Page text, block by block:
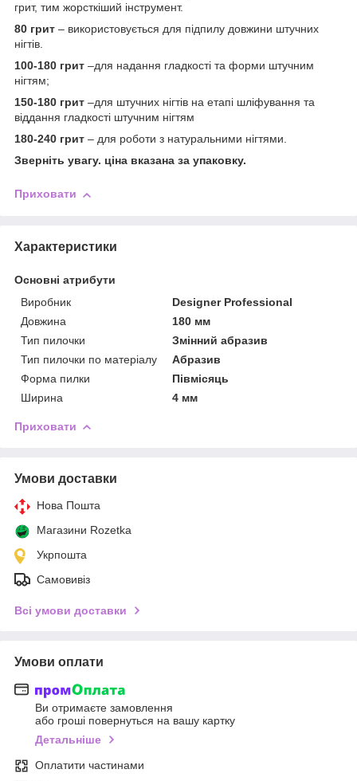
грит, тим жорсткіший інструмент.
80 грит – використовується для підпилу довжини штучних
нігтів.
100-180 грит –для надання гладкості та форми штучним
нігтям;
150-180 грит –для штучних нігтів на етапі шліфування та
віддання гладкості штучним нігтям
180-240 грит – для роботи з натуральними нігтями.
Зверніть увагу. ціна вказана за упаковку.
Приховати
Характеристики
Основні атрибути
Виробник
Designer Professional
Довжина
180 мм
Тип пилочки
Змінний абразив
Тип пилочки по матеріалу
Абразив
Форма пилки
Півмісяць
Ширина
4 мм
Приховати
Умови доставки
Нова Пошта
Магазини Rozetka
Укрпошта
Самовивіз
Всі умови доставки
Умови оплати
Ви отримаєте замовлення
або гроші повернуться на вашу картку
Детальніше
Оплатити частинами